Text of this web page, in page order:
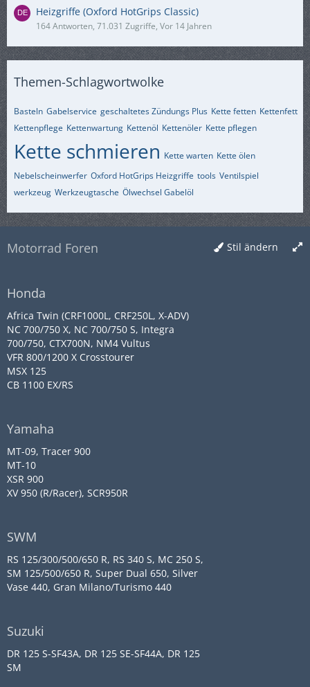
Heizgriffe (Oxford HotGrips Classic)
164 Antworten, 71.031 Zugriffe, Vor 14 Jahren
Themen-Schlagwortwolke
Basteln Gabelservice geschaltetes Zündungs Plus Kette fetten Kettenfett
Kettenpflege Kettenwartung Kettenöl Kettenöler Kette pflegen
Kette schmieren Kette warten Kette ölen
Nebelscheinwerfer Oxford HotGrips Heizgriffe tools Ventilspiel
werkzeug Werkzeugtasche Ölwechsel Gabelöl
Stil ändern
Motorrad Foren
Honda
Africa Twin (CRF1000L, CRF250L, X-ADV)
NC 700/750 X, NC 700/750 S, Integra
700/750, CTX700N, NM4 Vultus
VFR 800/1200 X Crosstourer
MSX 125
CB 1100 EX/RS
Yamaha
MT-09, Tracer 900
MT-10
XSR 900
XV 950 (R/Racer), SCR950R
SWM
RS 125/300/500/650 R, RS 340 S, MC 250 S,
SM 125/500/650 R, Super Dual 650, Silver
Vase 440, Gran Milano/Turismo 440
Suzuki
DR 125 S-SF43A, DR 125 SE-SF44A, DR 125
SM